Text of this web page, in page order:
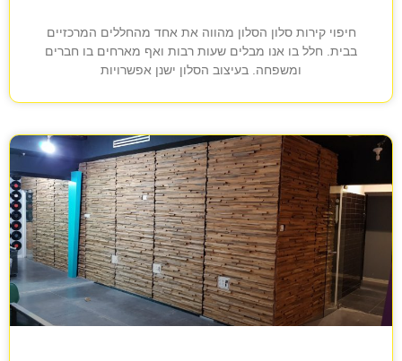
חיפוי קירות סלון הסלון מהווה את אחד מהחללים המרכזיים
בבית. חלל בו אנו מבלים שעות רבות ואף מארחים בו חברים
ומשפחה. בעיצוב הסלון ישנן אפשרויות